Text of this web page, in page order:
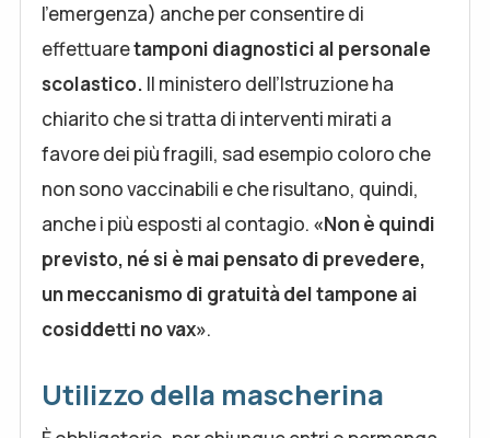
l’emergenza) anche per consentire di
effettuaretamponi diagnostici al personale
scolastico. Il ministero dell’Istruzione ha
chiarito che si tratta di interventi mirati a
favore dei più fragili, sad esempio coloro che
non sono vaccinabili e che risultano, quindi,
anche i più esposti al contagio. «Non è quindi
previsto, né si è mai pensato di prevedere,
un meccanismo di gratuità del tampone ai
cosiddetti no vax».
Utilizzo della mascherina